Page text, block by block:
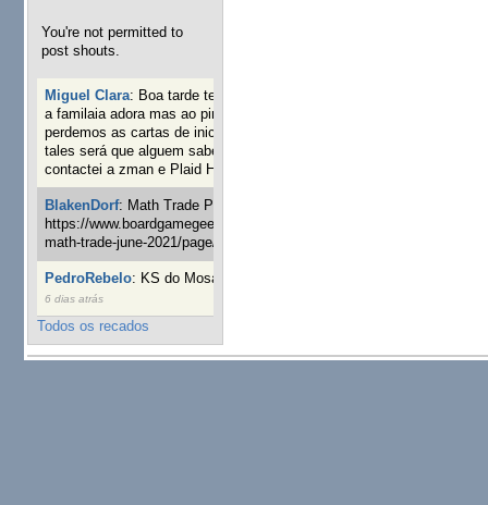
You're not permitted to
post shouts.
Miguel Clara: Boa tarde tenho jogo Mice and mistics que
a familaia adora mas ao pintarmos as miniaturas
perdemos as cartas de iniciaticva da expanção downood
tales será que alguem sabe onde adquirir as cartas já
contactei a zman e Plaid Hat e nada
BlakenDorf: Math Trade Portuguesa a decorrer. Aqui:
https://www.boardgamegeek.com/geeklist/286035/portugal-
math-trade-june-2021/page/1
PedroRebelo: KS do Mosaic em 10 minutos :)
6 dias atrás
Todos os recados